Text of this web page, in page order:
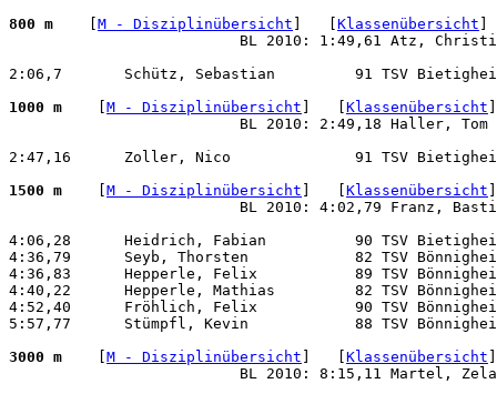
800 m
M - Disziplinübersicht Klassenübersicht
BL 2010: 1:49,61 Atz,
2:06,7       Schütz, Sebastian         91 TSV
1000 m
M - Disziplinübersicht Klassenübersicht
BL 2010: 2:49,18 Haller, Tom
2:47,16      Zoller, Nico              91 TSV
1500 m
M - Disziplinübersicht Klassenübersicht
BL 2010: 4:02,79 Franz,
4:06,28      Heidrich, Fabian          90 TSV
4:36,79      Seyb, Thorsten            82 TSV
4:36,83      Hepperle, Felix           89 TSV
4:40,22      Hepperle, Mathias         82 TSV
4:52,40      Fröhlich, Felix           90 TSV
5:57,77      Stümpfl, Kevin            88 TSV
3000 m
M - Disziplinübersicht Klassenübersicht
BL 2010: 8:15,11 Martel,